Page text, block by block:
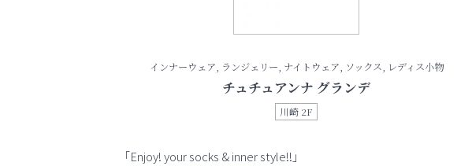
インナーウェア, ランジェリー, ナイトウェア, ソックス, レディス小物
チュチュアンナ グランデ
川崎 2F
「Enjoy! your socks & inner style!!」